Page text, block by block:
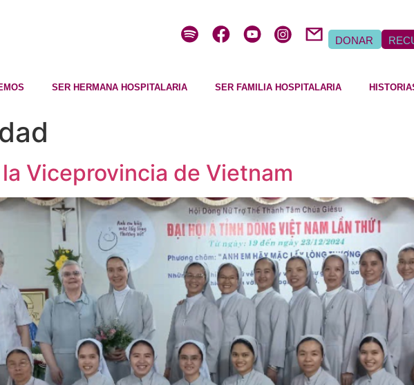
DONAR
SER HERMANA HOSPITALARIA SER FAMILIA HOSPITALARIA
Viceprovincia de Vietnam